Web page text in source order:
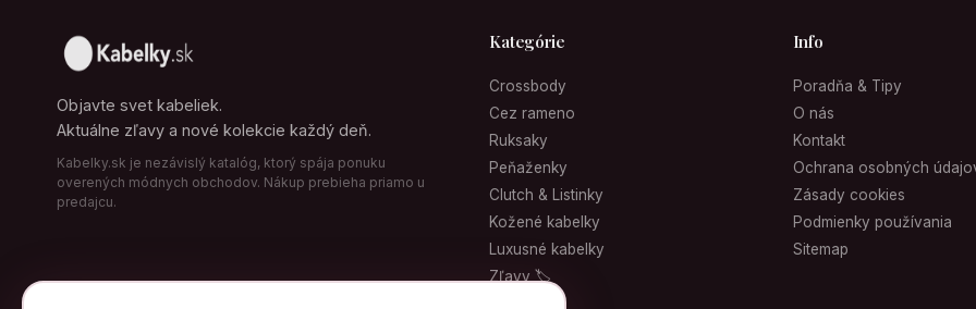
Objavte svet kabeliek.
Aktuálne zľavy a nové kolekcie každý deň.
Kabelky.sk je nezávislý katalóg, ktorý spája ponuku
overených módnych obchodov. Nákup prebieha priamo u
predajcu.
Kategórie
Crossbody
Cez rameno
Ruksaky
Peňaženky
Clutch & Listinky
Kožené kabelky
Luxusné kabelky
Zľavy 🏷
Info
Poradňa & Tipy
O nás
Kontakt
Ochrana osobných
Zásady cookies
Podmienky používania
Sitemap